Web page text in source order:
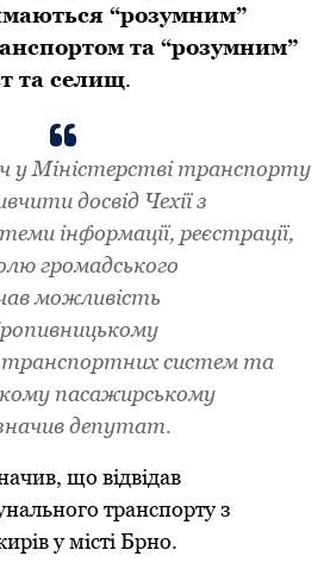
“розумним”
та “розумним”
та селищ.
у Міністерстві транспорту
досвід Чехії з
інформації, реєстрації,
громадського
можливість
транспортних систем та
пасажирському
депутат.
що відвідав
транспорту з
у місті Брно.